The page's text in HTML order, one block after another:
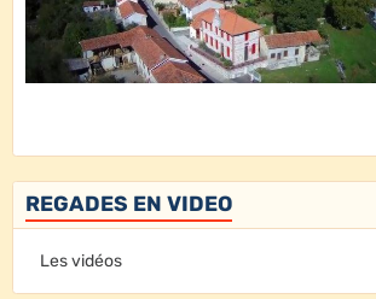
REGADES EN VIDEO
Les vidéos